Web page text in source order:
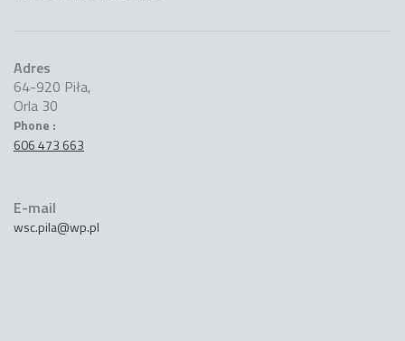
Adres
64-920 Piła,
Orla 30
Phone :
606 473 663
E-mail
wsc.pila@wp.pl